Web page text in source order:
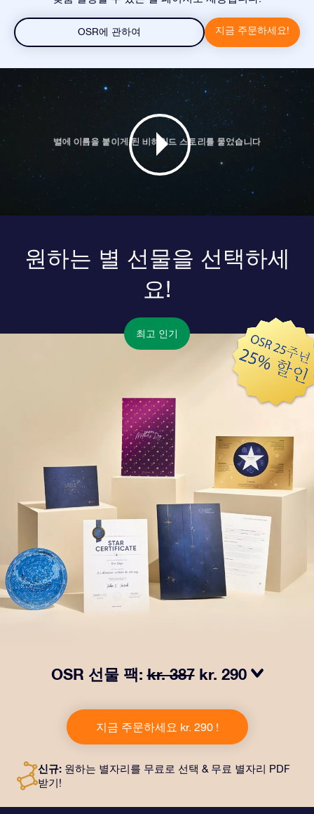
OSR에 관하여 지금 주문하세요!
원하는 별 선물을 선택하세
요!
최고 인기
OSR 선물 팩:kr. 387 kr. 290
투와 퍼스널라이즈 문서가 선택한 주소로 발송되고 디지
털 문서가 제공되며 무료로 OSR 앱을 이용할 수 있습니
다. OSR Gift Pack은 친구나 사랑하는 사람에게 영원히
지금 주문하세요 kr. 290 !
신규: 원하는 별자리를 무료로 선택 & 무료 별자리 PDF
받기!